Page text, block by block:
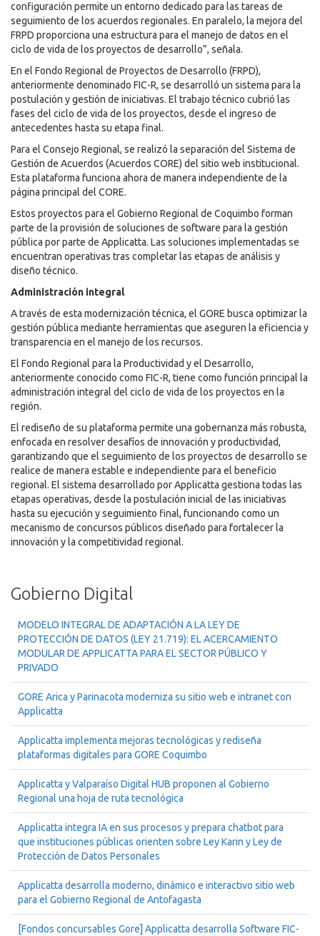
configuración permite un entorno dedicado para las tareas de
seguimiento de los acuerdos regionales. En paralelo, la mejora del
FRPD proporciona una estructura para el manejo de datos en el
ciclo de vida de los proyectos de desarrollo”, señala.
En el Fondo Regional de Proyectos de Desarrollo (FRPD),
anteriormente denominado FIC-R, se desarrolló un sistema para la
postulación y gestión de iniciativas. El trabajo técnico cubrió las
fases del ciclo de vida de los proyectos, desde el ingreso de
antecedentes hasta su etapa final.
Para el Consejo Regional, se realizó la separación del Sistema de
Gestión de Acuerdos (Acuerdos CORE) del sitio web institucional.
Esta plataforma funciona ahora de manera independiente de la
página principal del CORE.
Estos proyectos para el Gobierno Regional de Coquimbo forman
parte de la provisión de soluciones de software para la gestión
pública por parte de Applicatta. Las soluciones implementadas se
encuentran operativas tras completar las etapas de análisis y
diseño técnico.
Administración integral
A través de esta modernización técnica, el GORE busca optimizar la
gestión pública mediante herramientas que aseguren la eficiencia y
transparencia en el manejo de los recursos.
El Fondo Regional para la Productividad y el Desarrollo,
anteriormente conocido como FIC-R, tiene como función principal la
administración integral del ciclo de vida de los proyectos en la
región.
El rediseño de su plataforma permite una gobernanza más robusta,
enfocada en resolver desafíos de innovación y productividad,
garantizando que el seguimiento de los proyectos de desarrollo se
realice de manera estable e independiente para el beneficio
regional. El sistema desarrollado por Applicatta gestiona todas las
etapas operativas, desde la postulación inicial de las iniciativas
hasta su ejecución y seguimiento final, funcionando como un
mecanismo de concursos públicos diseñado para fortalecer la
innovación y la competitividad regional.
Gobierno Digital
MODELO INTEGRAL DE ADAPTACIÓN A LA LEY DE
PROTECCIÓN DE DATOS (LEY 21.719): EL ACERCAMIENTO
MODULAR DE APPLICATTA PARA EL SECTOR PÚBLICO Y
PRIVADO
GORE Arica y Parinacota moderniza su sitio web e intranet con
Applicatta
Applicatta implementa mejoras tecnológicas y rediseña
plataformas digitales para GORE Coquimbo
Applicatta y Valparaíso Digital HUB proponen al Gobierno
Regional una hoja de ruta tecnológica
Applicatta integra IA en sus procesos y prepara chatbot para
que instituciones públicas orienten sobre Ley Karin y Ley de
Protección de Datos Personales
Applicatta desarrolla moderno, dinámico e interactivo sitio web
para el Gobierno Regional de Antofagasta
[Fondos concursables Gore] Applicatta desarrolla Software FIC-